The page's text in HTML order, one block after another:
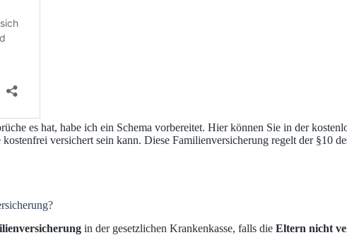
es hat, habe ich ein Schema vorbereitet. Hier können Sie in der
versichert sein kann. Diese Familienversicherung regelt der §10
in der gesetzlichen Krankenkasse, falls die Eltern nicht